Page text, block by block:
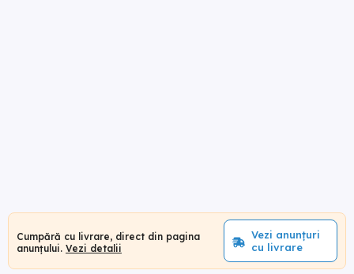
Cumpără cu livrare, direct din pagina
anunțului. Vezi detalii
Vezi anunțuri
cu livrare